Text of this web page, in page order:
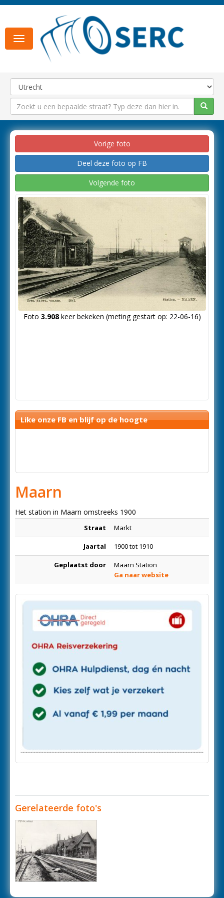
Toggle
navigation
Vorige foto
Deel deze foto op FB
Volgende foto
Foto 3.908keer bekeken (meting gestart op: 22-06-16)
Like onze FB en blijf op de hoogte
Maarn
Het station in Maarn omstreeks 1900
Straat Markt
Jaartal 1900 tot 1910
Geplaatst door
Maarn Station
Ga naar website
Gerelateerde foto's